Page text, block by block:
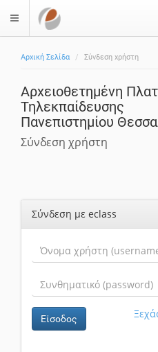
$langMenu
Αρχική Σελίδα Σύνδεση χρήστη
Αρχειοθετημένη
Τηλεκπαίδευσης
Πανεπιστημίου
Σύνδεση χρήστη
Σύνδεση με eclass
Είσοδος